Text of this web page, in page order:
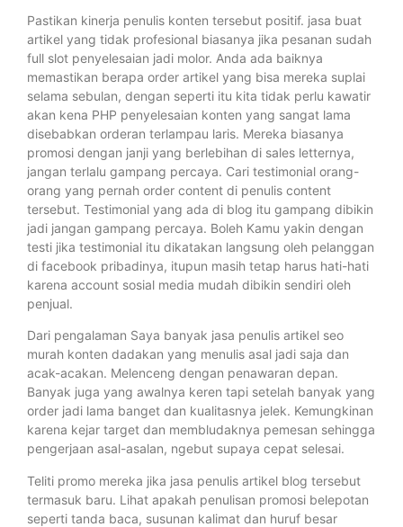
Pastikan kinerja penulis konten tersebut positif. jasa buat
artikel yang tidak profesional biasanya jika pesanan sudah
full slot penyelesaian jadi molor. Anda ada baiknya
memastikan berapa order artikel yang bisa mereka suplai
selama sebulan, dengan seperti itu kita tidak perlu kawatir
akan kena PHP penyelesaian konten yang sangat lama
disebabkan orderan terlampau laris. Mereka biasanya
promosi dengan janji yang berlebihan di sales letternya,
jangan terlalu gampang percaya. Cari testimonial orang-
orang yang pernah order content di penulis content
tersebut. Testimonial yang ada di blog itu gampang dibikin
jadi jangan gampang percaya. Boleh Kamu yakin dengan
testi jika testimonial itu dikatakan langsung oleh pelanggan
di facebook pribadinya, itupun masih tetap harus hati-hati
karena account sosial media mudah dibikin sendiri oleh
penjual.
Dari pengalaman Saya banyak jasa penulis artikel seo
murah konten dadakan yang menulis asal jadi saja dan
acak-acakan. Melenceng dengan penawaran depan.
Banyak juga yang awalnya keren tapi setelah banyak yang
order jadi lama banget dan kualitasnya jelek. Kemungkinan
karena kejar target dan membludaknya pemesan sehingga
pengerjaan asal-asalan, ngebut supaya cepat selesai.
Teliti promo mereka jika jasa penulis artikel blog tersebut
termasuk baru. Lihat apakah penulisan promosi belepotan
seperti tanda baca, susunan kalimat dan huruf besar